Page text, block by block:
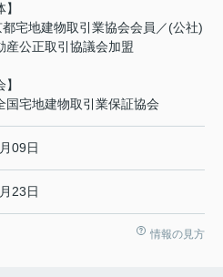
宅地建物取引業協会会員／(公社)
産公正取引協議会加盟
国宅地建物取引業保証協会
09日
23日
情報の見方